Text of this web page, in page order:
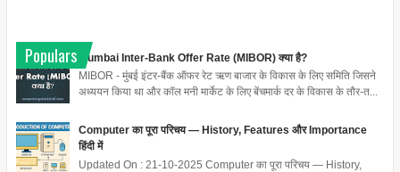
Populars
Mumbai Inter-Bank Offer Rate (MIBOR) क्या है?
MIBOR - मुंबई इंटर-बैंक ऑफर रेट ऋण बाजार के विकास के लिए समिति जिसने
अध्ययन किया था और कॉल मनी मार्केट के लिए बेंचमार्क दर के विकास के तौर-त...
Computer का पूरा परिचय — History, Features और Importance
हिंदी में
Updated On : 21-10-2025 Computer का पूरा परिचय — History,